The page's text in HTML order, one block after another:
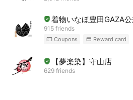
着物いなほ豊田GAZA
915 friends
Coupons Reward card
【夢楽染】守山店
629 friends